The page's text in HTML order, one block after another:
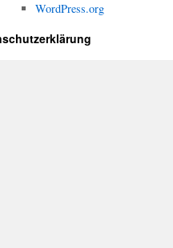
WordPress.org